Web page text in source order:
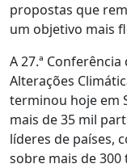
propostas que
um objetivo mais
A 27.ª
Alterações
terminou hoje em
mais de 35 mil
líderes de países,
sobre mais de 300